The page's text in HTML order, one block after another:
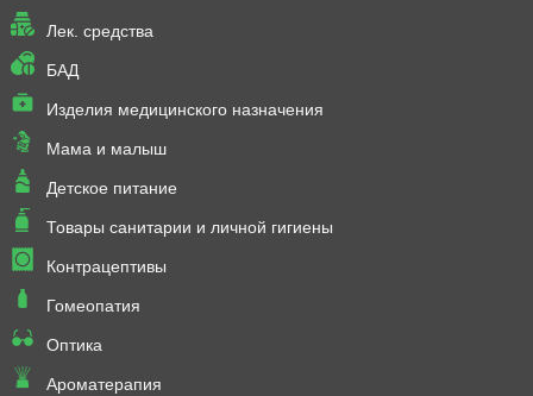
Лек. средства
БАД
Изделия медицинского назначения
Мама и малыш
Детское питание
Товары санитарии и личной гигиены
Контрацептивы
Гомеопатия
Оптика
Ароматерапия